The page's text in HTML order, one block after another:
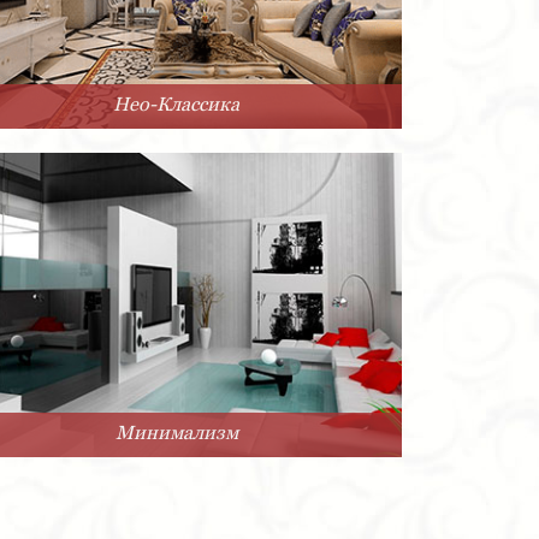
Нео-Классика
Минимализм